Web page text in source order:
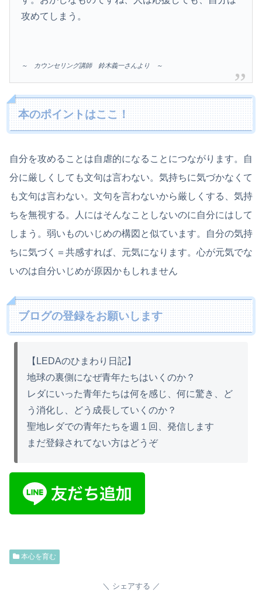
攻めてしまう。
～ カウンセリング講師 鈴木義一さんより ～
本のポイントはここ！
自分を攻めることは自虐的になることにつながります。自
分に厳しくしても文句は言わない。気持ちに気づかなくて
も文句は言わない。文句を言わないから厳しくする、気持
ちを無視する。人にはそんなことしないのに自分にはして
しまう。弱いものいじめの構図と似ています。自分の気持
ちに気づく＝共感すれば、元気になります。心が元気でな
いのは自分いじめが原因かもしれません
ブログの登録をお願いします
【LEDAのひまわり日記】
地球の裏側になぜ青年たちはいくのか？
レダにいった青年たちは何を感じ、何に驚き、ど
う消化し、どう成長していくのか？
聖地レダでの青年たちを週１回、発信します
まだ登録されてない方はどうぞ
本心を育む
シェアする